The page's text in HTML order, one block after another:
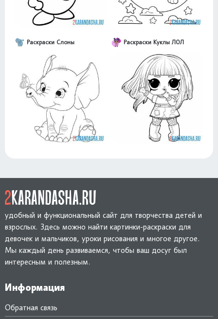
Раскраски Слоны Раскраски Куклы ЛОЛ
удобный и функциональный сайт для творчества детей и
взрослых. Здесь можно найти картинки-раскраски для
девочек и мальчиков, уроки рисования и многое другое.
Мы каждый день развиваемся, чтобы ваш досуг был
интересным и полезным.
Информация
Обратная связь